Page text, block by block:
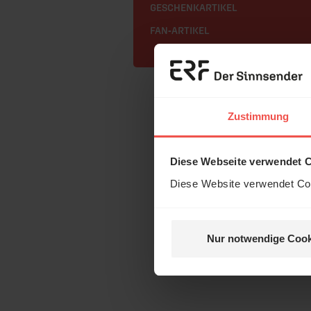
Zustimmung
Diese Webseite verwendet
Diese Website verwendet
Nur notwendige
GESCHENKARTIKEL
FAN-ARTIKEL